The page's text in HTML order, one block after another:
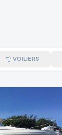
VOILIERS